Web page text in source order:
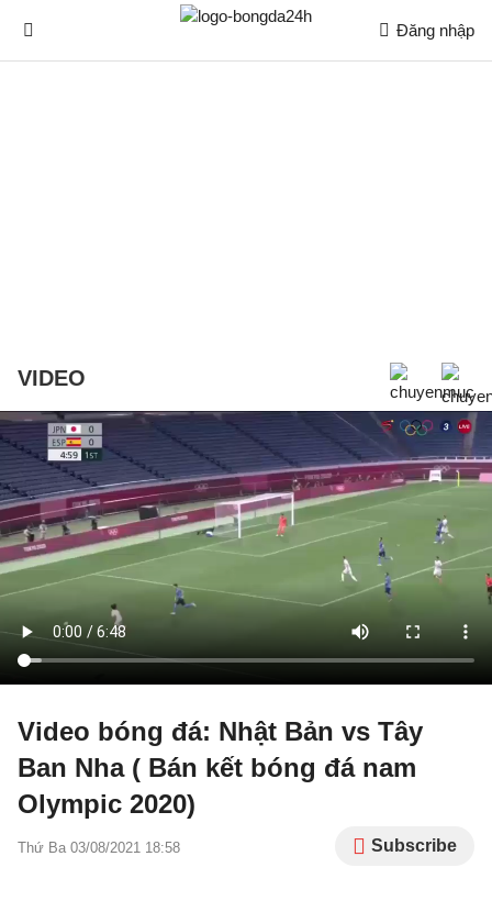
Đăng nhập
VIDEO
Video bóng đá: Nhật Bản vs Tây
Ban Nha ( Bán kết bóng đá nam
Olympic 2020)
Thứ Ba 03/08/2021 18:58 Subscribe